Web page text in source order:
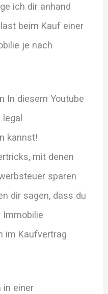
ich dir anhand
beim Kauf einer
je nach
In diesem Youtube
kannst!
mit denen
sparen
dir sagen, dass du
Immobilie
im Kaufvertrag
in einer